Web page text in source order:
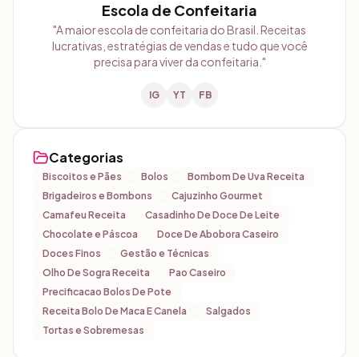
Escola de Confeitaria
"A maior escola de confeitaria do Brasil. Receitas
lucrativas, estratégias de vendas e tudo que você
precisa para viver da confeitaria. "
IG YT FB
Categorias
Biscoitos e Pães Bolos
Bombom De Uva Receita
Brigadeiros e Bombons
Cajuzinho Gourmet
Camafeu Receita
Casadinho De Doce De Leite
Chocolate e Páscoa
Doce De Abobora Caseiro
Doces Finos
Gestão e Técnicas
Olho De Sogra Receita
Pao Caseiro
Precificacao Bolos De Pote
Receita Bolo De Maca E Canela
Salgados
Tortas e Sobremesas